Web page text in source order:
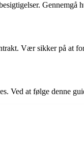
Vær sikker på at
Ved at følge denne